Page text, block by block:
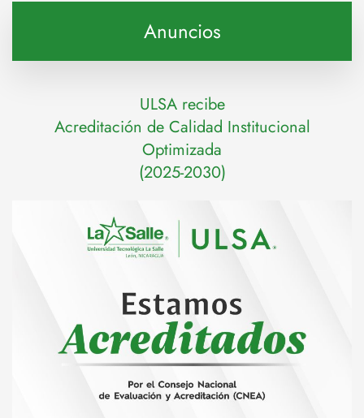
Anuncios
ULSA recibe
Acreditación de Calidad Institucional
Optimizada
(2025-2030)